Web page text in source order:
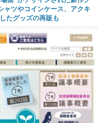
ャツやコインケース、アクキ
たグッズの再販も